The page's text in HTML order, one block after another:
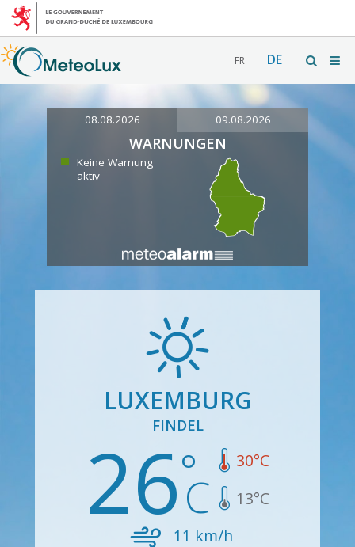
FR DE
08.08.2026 09.08.2026
WARNUNGEN
Keine Warnung
aktiv
LUXEMBURG
FINDEL
26 30°C
13°C
11 km/h